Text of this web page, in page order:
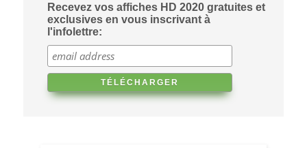
Recevez vos affiches HD 2020 gratuites et
exclusives en vous inscrivant à
l'infolettre: